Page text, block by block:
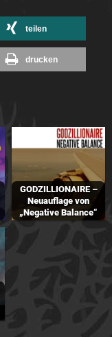
teilen
drucken
GODZILLIONAIRE –
Neuauflage von
„Negative Balance“